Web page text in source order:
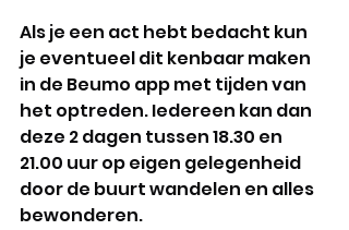
Als je een act hebt bedacht kun
je eventueel dit kenbaar maken
in de Beumo app met tijden van
het optreden. Iedereen kan dan
deze 2 dagen tussen 18.30 en
21.00 uur op eigen gelegenheid
door de buurt wandelen en alles
bewonderen.